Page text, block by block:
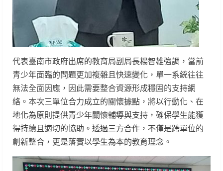
代表臺南市政府出席的教育局副局長楊智雄強調，當前
青少年面臨的問題更加複雜且快速變化，單一系統往往
無法全面因應，因此需要整合資源形成穩固的支持網
絡。本次三單位合力成立的關懷據點，將以行動化、在
地化為原則提供青少年關懷輔導與支持，確保學生能獲
得持續且適切的協助。透過三方合作，不僅是跨單位的
創新整合，更是落實以學生為本的教育理念。